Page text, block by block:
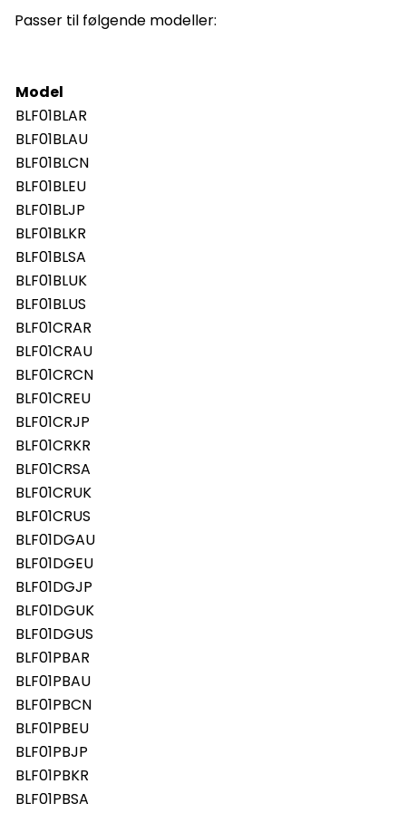
Passer til følgende modeller:
Model
BLF01BLAR
BLF01BLAU
BLF01BLCN
BLF01BLEU
BLF01BLJP
BLF01BLKR
BLF01BLSA
BLF01BLUK
BLF01BLUS
BLF01CRAR
BLF01CRAU
BLF01CRCN
BLF01CREU
BLF01CRJP
BLF01CRKR
BLF01CRSA
BLF01CRUK
BLF01CRUS
BLF01DGAU
BLF01DGEU
BLF01DGJP
BLF01DGUK
BLF01DGUS
BLF01PBAR
BLF01PBAU
BLF01PBCN
BLF01PBEU
BLF01PBJP
BLF01PBKR
BLF01PBSA